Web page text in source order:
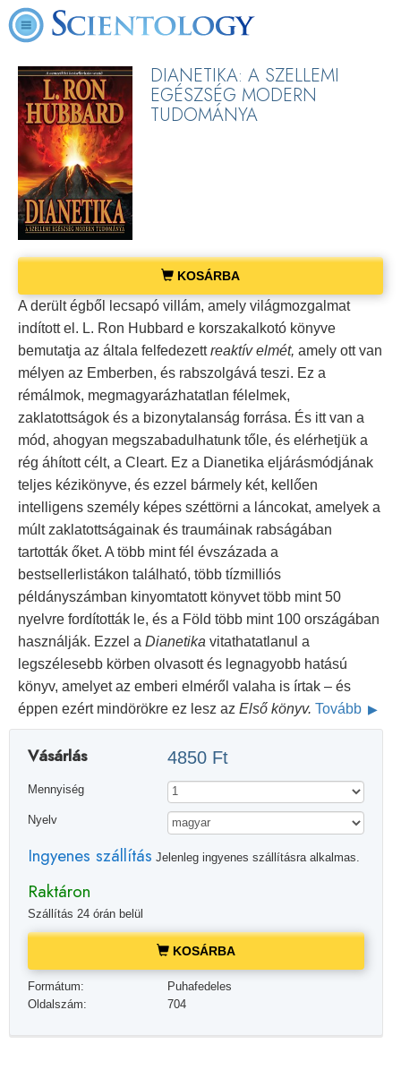
DIANETIKA: A SZELLEMI
EGÉSZSÉG MODERN
TUDOMÁNYA
KOSÁRBA
A derült égből lecsapó villám, amely világmozgalmat
indított el. L. Ron Hubbard e korszakalkotó könyve
bemutatja az általa felfedezettreaktív elmét, amely ott van
mélyen az Emberben, és rabszolgává teszi. Ez a
rémálmok, megmagyarázhatatlan félelmek,
zaklatottságok és a bizonytalanság forrása. És itt van a
mód, ahogyan megszabadulhatunk tőle, és elérhetjük a
rég áhított célt, a Cleart. Ez a Dianetika eljárásmódjának
teljes kézikönyve, és ezzel bármely két, kellően
intelligens személy képes széttörni a láncokat, amelyek a
múlt zaklatottságainak és traumáinak rabságában
tartották őket. A több mint fél évszázada a
bestsellerlistákon található, több tízmilliós
példányszámban kinyomtatott könyvet több mint 50
nyelvre fordították le, és a Föld több mint 100 országában
használják. Ezzel a Dianetika vitathatatlanul a
legszélesebb körben olvasott és legnagyobb hatású
könyv, amelyet az emberi elméről valaha is írtak – és
éppen ezért mindörökre ez lesz az Első könyv. Tovább
Vásárlás 4850 Ft
Mennyiség
Nyelv
Ingyenes szállítás Jelenleg ingyenes szállításra alkalmas.
Raktáron
Szállítás 24 órán belül
KOSÁRBA
Formátum:
Puhafedeles
Oldalszám:
704